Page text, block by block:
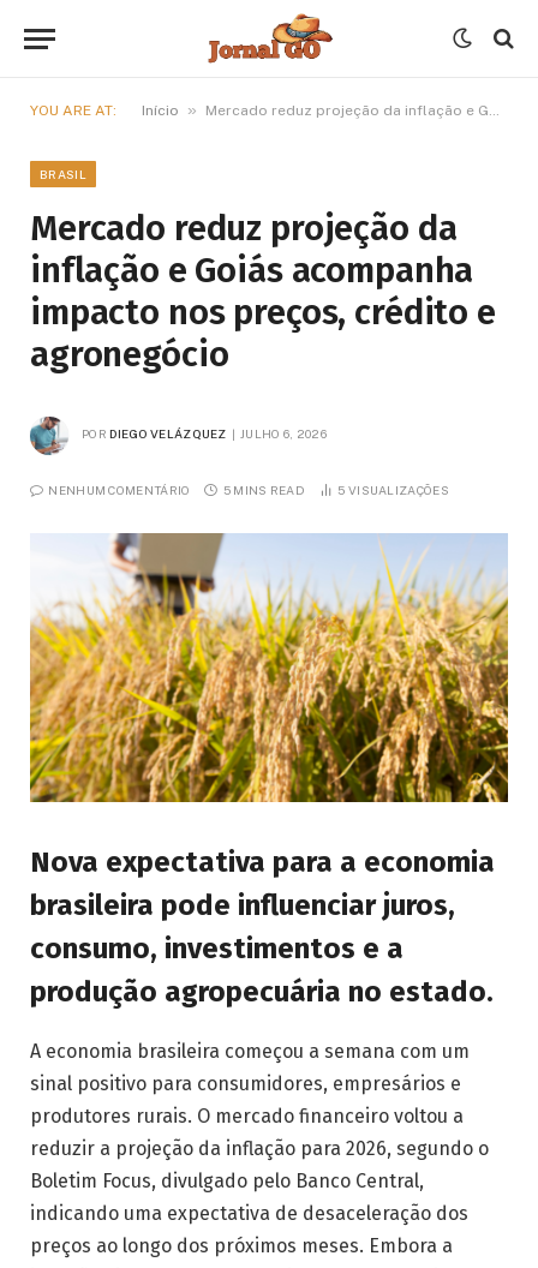
YOU ARE AT: Início » Mercado reduz projeção da inflação e Goiás acompanha impacto nos preços, crédito e agronegócio
BRASIL
Mercado reduz projeção da
inflação e Goiás acompanha
impacto nos preços, crédito e
agronegócio
POR DIEGO VELÁZQUEZ JULHO 6, 2026
NENHUM COMENTÁRIO 5 MINS READ 5 VISUALIZAÇÕES
Nova expectativa para a economia
brasileira pode influenciar juros,
consumo, investimentos e a
produção agropecuária no estado.
A economia brasileira começou a semana com um
sinal positivo para consumidores, empresários e
produtores rurais. O mercado financeiro voltou a
reduzir a projeção da inflação para 2026, segundo o
Boletim Focus, divulgado pelo Banco Central,
indicando uma expectativa de desaceleração dos
preços ao longo dos próximos meses. Embora a